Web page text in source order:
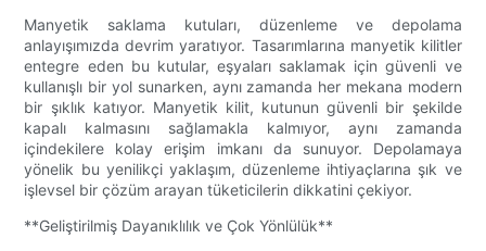
Manyetik saklama kutuları, düzenleme ve depolama
anlayışımızda devrim yaratıyor. Tasarımlarına manyetik kilitler
entegre eden bu kutular, eşyaları saklamak için güvenli ve
kullanışlı bir yol sunarken, aynı zamanda her mekana modern
bir şıklık katıyor. Manyetik kilit, kutunun güvenli bir şekilde
kapalı kalmasını sağlamakla kalmıyor, aynı zamanda
içindekilere kolay erişim imkanı da sunuyor. Depolamaya
yönelik bu yenilikçi yaklaşım, düzenleme ihtiyaçlarına şık ve
işlevsel bir çözüm arayan tüketicilerin dikkatini çekiyor.
**Geliştirilmiş Dayanıklılık ve Çok Yönlülük**